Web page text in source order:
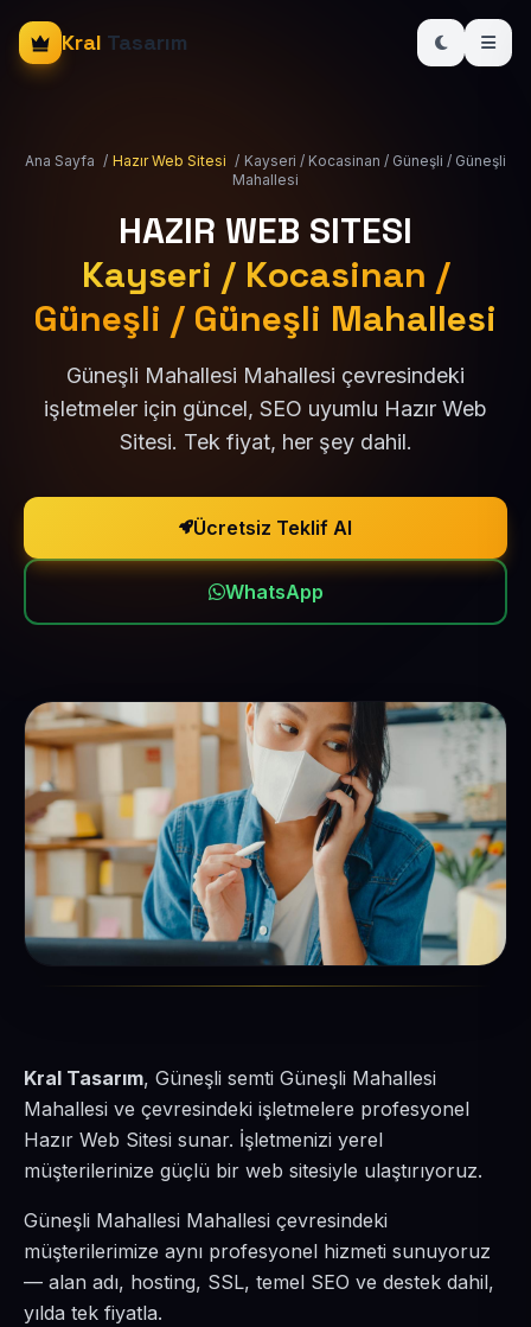
Kral Tasarım
Ana Sayfa / Hazır Web Sitesi / Kayseri / Kocasinan / Güneşli / Güneşli
Mahallesi
HAZIR WEB SITESI
Kayseri / Kocasinan /
Güneşli / Güneşli Mahallesi
Güneşli Mahallesi Mahallesi çevresindeki
işletmeler için güncel, SEO uyumlu Hazır Web
Sitesi. Tek fiyat, her şey dahil.
Ücretsiz Teklif Al
WhatsApp
Kral Tasarım, Güneşli semti Güneşli Mahallesi
Mahallesi ve çevresindeki işletmelere profesyonel
Hazır Web Sitesi sunar. İşletmenizi yerel
müşterilerinize güçlü bir web sitesiyle ulaştırıyoruz.
Güneşli Mahallesi Mahallesi çevresindeki
müşterilerimize aynı profesyonel hizmeti sunuyoruz
— alan adı, hosting, SSL, temel SEO ve destek dahil,
yılda tek fiyatla.